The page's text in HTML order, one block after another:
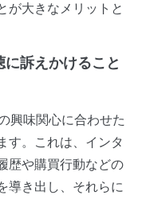
が大きなメリットと
訴えかけること
興味関心に合わせた
す。これは、インタ
歴や購買行動などの
導き出し、それらに